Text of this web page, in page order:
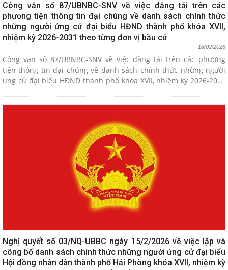
Công văn số 87/UBNBC-SNV về việc đăng tải trên các
phương tiện thông tin đại chúng về danh sách chính thức
những người ứng cử đại biểu HĐND thành phố khóa XVII,
nhiệm kỳ 2026-2031 theo từng đơn vị bầu cử
18/02/2026
Công văn số 87/UBNBC-SNV về việc đăng tải trên các phương
tiện thông tin đại chúng về danh sách chính thức những người
ứng cử đại biểu HĐND thành phố khóa XVII, nhiệm kỳ 2026-2031
Nghị quyết số 03/NQ-UBBC ngày 15/2/2026 về việc lập và
công bố danh sách chính thức những người ứng cử đại biểu
Hội đồng nhân dân thành phố Hải Phòng khóa XVII, nhiệm kỳ